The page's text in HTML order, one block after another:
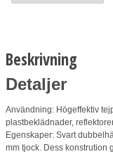
Beskrivning
Detaljer
Användning: Högeffektiv
plastbeklädnader,
Egenskaper: Svart
mm tjock. Dess konstrution